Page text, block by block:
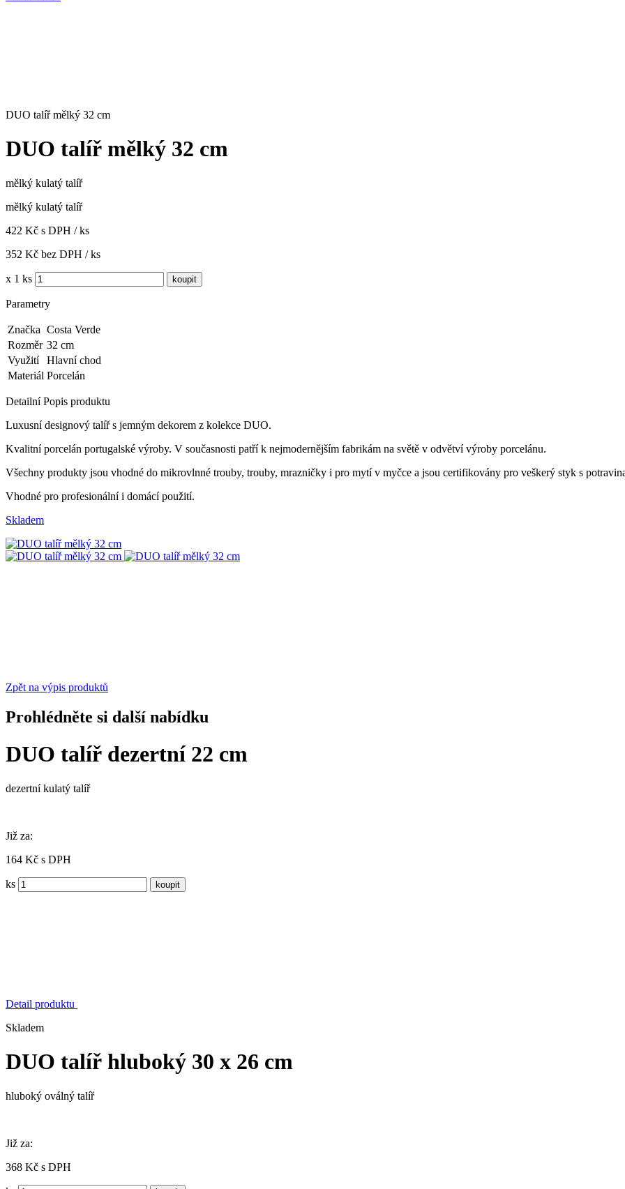
DUO talíř mělký 32 cm
DUO talíř mělký 32 cm
mělký kulatý talíř
mělký kulatý talíř
422 Kč s DPH / ks
352 Kč bez DPH / ks
x 1 ks
Parametry
Značka Costa Verde
Rozměr 32 cm
Využití
Hlavní chod
Materiál Porcelán
Detailní Popis produktu
Luxusní designový talíř s jemným dekorem z kolekce DUO.
Kvalitní porcelán portugalské výroby. V současnosti patří k nejmodernějším fabrikám na světě v odvětví výroby porcelánu.
Všechny produkty jsou vhodné do mikrovlnné trouby, trouby, mrazničky i pro mytí v myčce a jsou certifikovány pro veškerý styk s
Vhodné pro profesionální i domácí použití.
Skladem
Zpět na výpis produktů
Prohlédněte si další nabídku
DUO talíř dezertní 22 cm
dezertní kulatý talíř
Již za:
164 Kč s DPH
ks
Detail produktu
Skladem
DUO talíř hluboký 30 x 26 cm
hluboký oválný talíř
Již za:
368 Kč s DPH